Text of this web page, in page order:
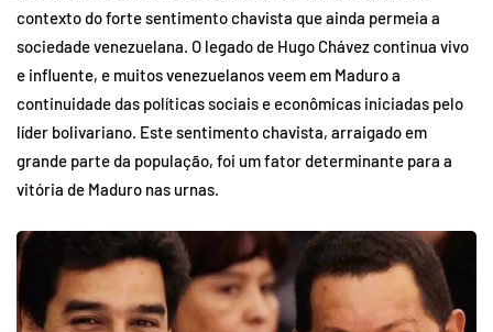
contexto do forte sentimento chavista que ainda permeia a
sociedade venezuelana. O legado de Hugo Chávez continua vivo
e influente, e muitos venezuelanos veem em Maduro a
continuidade das políticas sociais e econômicas iniciadas pelo
líder bolivariano. Este sentimento chavista, arraigado em
grande parte da população, foi um fator determinante para a
vitória de Maduro nas urnas.